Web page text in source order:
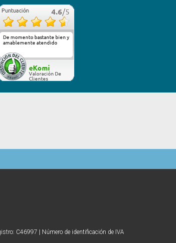
Puntuación 4.6/5
De momento bastante bien y
amablemente atendido
eKomi
Valoración De
Clientes
C46997 | Número de identificación de IVA